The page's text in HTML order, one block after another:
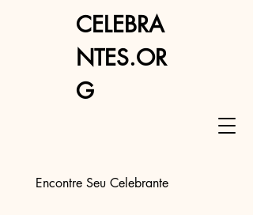
Encontre Seu Celebrante
CELEBRA
NTES.OR
G